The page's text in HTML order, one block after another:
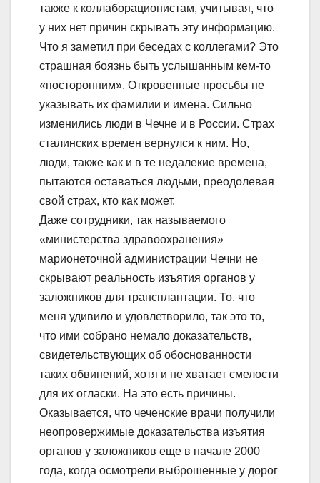
также к коллаборационистам, учитывая, что
у них нет причин скрывать эту информацию.
Что я заметил при беседах с коллегами? Это
страшная боязнь быть услышанным кем-то
«посторонним». Откровенные просьбы не
указывать их фамилии и имена. Сильно
изменились люди в Чечне и в России. Страх
сталинских времен вернулся к ним. Но,
люди, также как и в те недалекие времена,
пытаются оставаться людьми, преодолевая
свой страх, кто как может.
Даже сотрудники, так называемого
«министерства здравоохранения»
марионеточной администрации Чечни не
скрывают реальность изъятия органов у
заложников для трансплантации. То, что
меня удивило и удовлетворило, так это то,
что ими собрано немало доказательств,
свидетельствующих об обоснованности
таких обвинений, хотя и не хватает смелости
для их огласки. На это есть причины.
Оказывается, что чеченские врачи получили
неопровержимые доказательства изъятия
органов у заложников еще в начале 2000
года, когда осмотрели выброшенные у дорог